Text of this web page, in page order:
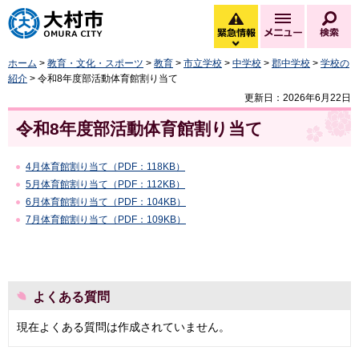
大村市
緊急情報
緊急情報を開く
メニュー
ホーム > 教育・文化・スポーツ > 教育 > 市立学校 > 中学校 > 郡中学校 > 学校の
紹介 > 令和8年度部活動体育館割り当て
更新日：2026年6月22日
令和8年度部活動体育館割り当て
4月体育館割り当て（PDF：118KB）
5月体育館割り当て（PDF：112KB）
6月体育館割り当て（PDF：104KB）
7月体育館割り当て（PDF：109KB）
よくある質問
現在よくある質問は作成されていません。